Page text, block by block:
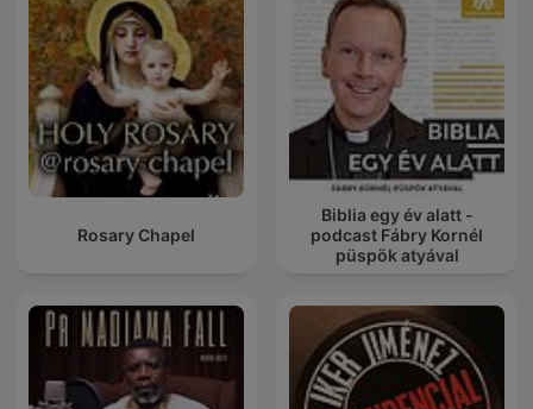
Rosary Chapel
Biblia egy év alatt -
podcast Fábry Kornél
püspök atyával